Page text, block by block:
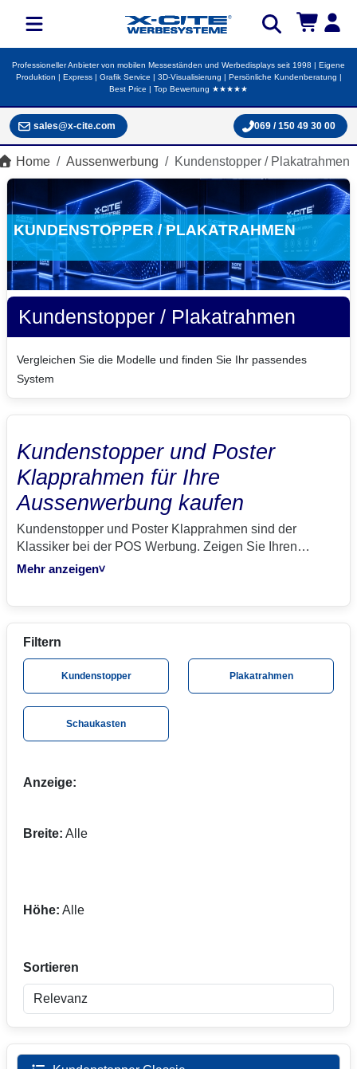
Professioneller Anbieter von mobilen Messeständen und Werbedisplays seit 1998 | Eigene
Produktion | Express | Grafik Service | 3D-Visualisierung | Persönliche Kundenberatung |
Best Price | Top Bewertung ★★★★★
sales@x-cite.com 069 / 150 49 30 00
Home Aussenwerbung Kundenstopper / Plakatrahmen
KUNDENSTOPPER / PLAKATRAHMEN
Kundenstopper / Plakatrahmen
Vergleichen Sie die Modelle und finden Sie Ihr passendes
System
Kundenstopper und Poster
Klapprahmen für Ihre
Aussenwerbung kaufen
Kundenstopper und Poster Klapprahmen sind der
Klassiker bei der POS Werbung. Zeigen Sie Ihren
Kunden Ihre Marke, gehen Sie nicht unter. Wir bedrucken
Mehr anzeigen>
Filtern
Kundenstopper Plakatrahmen
Schaukasten
Anzeige:
Breite: Alle
Höhe: Alle
Sortieren